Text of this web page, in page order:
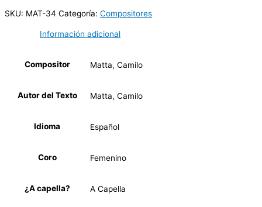
SKU: MAT-34 Categoría: Compositores
Información adicional
Compositor Matta, Camilo
Autor del Texto Matta, Camilo
Idioma Español
Coro Femenino
¿A capella? A Capella